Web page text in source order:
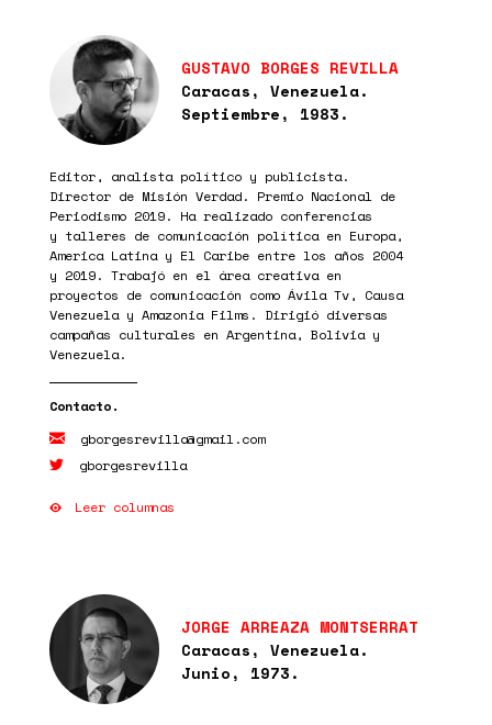
GUSTAVO BORGES REVILLA
Caracas, Venezuela.
Septiembre, 1983.
Editor, analista político y publicista.
Director de Misión Verdad. Premio Nacional de
Periodismo 2019. Ha realizado conferencias
y talleres de comunicación política en Europa,
America Latina y El Caribe entre los años 2004
y 2019. Trabajó en el área creativa en
proyectos de comunicación como Ávila Tv, Causa
Venezuela y Amazonia Films. Dirigió diversas
campañas culturales en Argentina, Bolivia y
Venezuela.
gborgesrevilla@gmail.com
gborgesrevilla
Leer columnas
JORGE ARREAZA MONTSERRAT
Caracas, Venezuela.
Junio, 1973.